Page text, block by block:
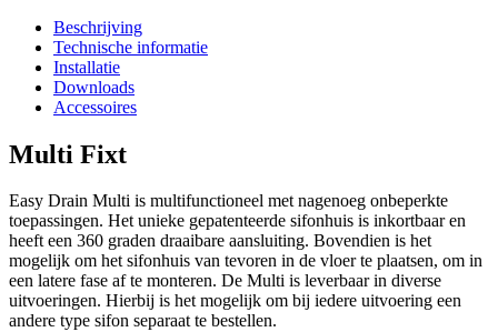
Beschrijving
Technische informatie
Installatie
Downloads
Accessoires
Multi Fixt
Easy Drain Multi is multifunctioneel met nagenoeg onbeperkte
toepassingen. Het unieke gepatenteerde sifonhuis is inkortbaar en
heeft een 360 graden draaibare aansluiting. Bovendien is het
mogelijk om het sifonhuis van tevoren in de vloer te plaatsen, om in
een latere fase af te monteren. De Multi is leverbaar in diverse
uitvoeringen. Hierbij is het mogelijk om bij iedere uitvoering een
andere type sifon separaat te bestellen.